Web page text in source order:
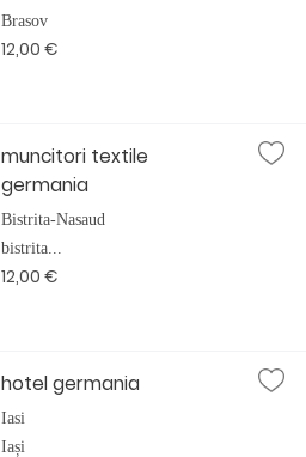
Brasov
12,00 €
muncitori textile
germania
Bistrita-Nasaud
bistrita...
12,00 €
hotel germania
Iasi
Iași